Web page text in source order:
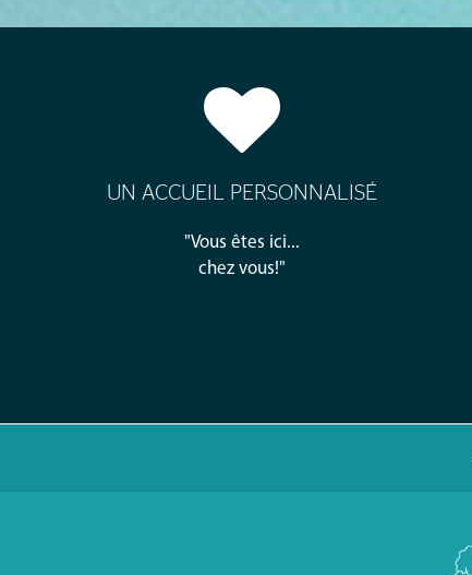
UN ACCUEIL PERSONNALISÉ
"Vous êtes ici...
chez vous!"